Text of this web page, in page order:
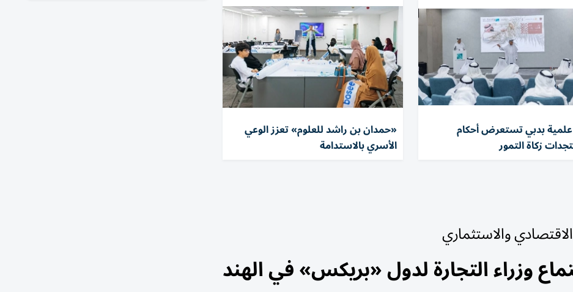
بدبي تستعرض أحكام
زكاة التمور
«حمدان بن راشد للعلوم» تعزز الوعي
الأسري بالاستدامة
والاستثماري
وزراء التجارة لدول «بريكس» في الهند